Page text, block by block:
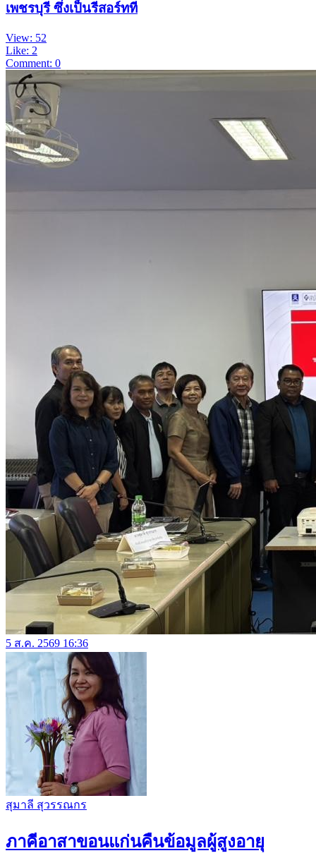
เพชรบุรี ซึ่งเป็นรีสอร์ทที
View: 52
Like: 2
Comment: 0
5 ส.ค. 2569 16:36
สุมาลี สุวรรณกร
ภาคีอาสาขอนแก่นคืนข้อมูลผู้สูงอายุ